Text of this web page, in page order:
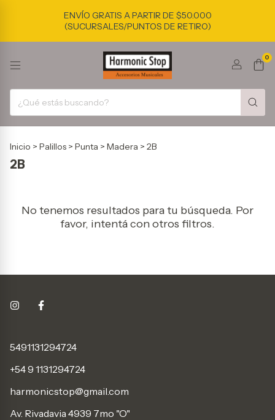
ENVÍO GRATIS A PARTIR DE $50.000
(SUCURSALES/PUNTOS DE RETIRO)
0
Inicio > Palillos > Punta > Madera > 2B
2B
No tenemos resultados para tu búsqueda. Por
favor, intentá con otros filtros.
5491131294724
+54 9 1131294724
harmonicstop@gmail.com
Av. Rivadavia 4939 7mo "O"